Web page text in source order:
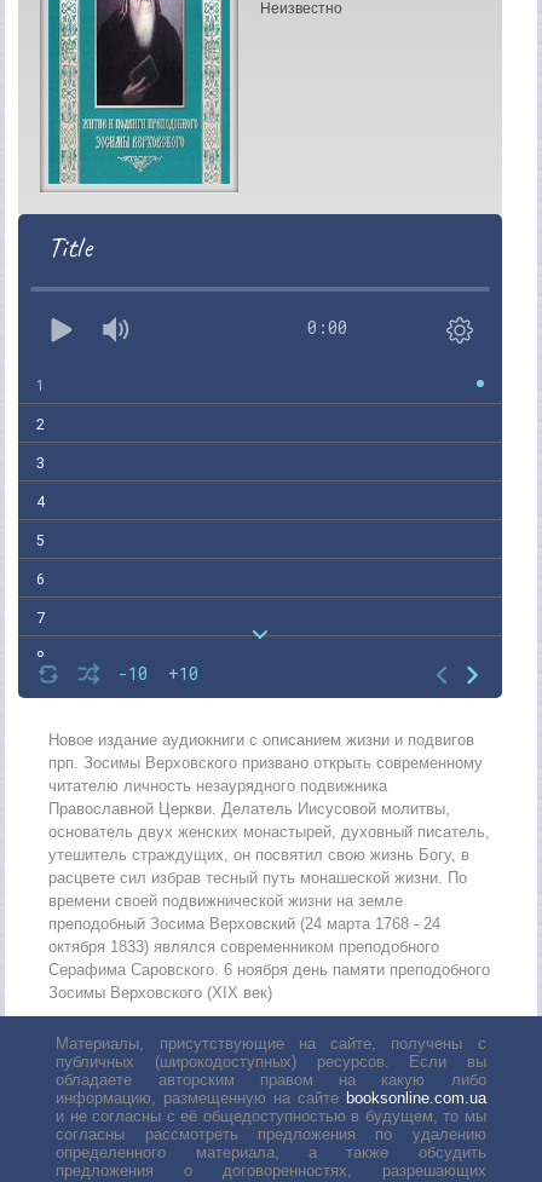
Неизвестно
Title
0:00
-10 +10
1
2
3
4
5
6
7
8
9
10
11
12
13
14
15
16
17
Новое издание аудиокниги с описанием жизни и подвигов
прп. Зосимы Верховского призвано открыть современному
читателю личность незаурядного подвижника
Православной Церкви. Делатель Иисусовой молитвы,
основатель двух женских монастырей, духовный писатель,
утешитель страждущих, он посвятил свою жизнь Богу, в
расцвете сил избрав тесный путь монашеской жизни. По
времени своей подвижнической жизни на земле
преподобный Зосима Верховский (24 марта 1768 - 24
октября 1833) являлся современником преподобного
Серафима Саровского. 6 ноября день памяти преподобного
Зосимы Верховского (ХIХ век)
Материалы, присутствующие на сайте, получены с
публичных (широкодоступных) ресурсов. Если вы
обладаете авторским правом на какую либо
информацию, размещенную на сайте booksonline.com.ua
и не согласны с её общедоступностью в будущем, то мы
согласны рассмотреть предложения по удалению
определенного материала, а также обсудить
предложения о договоренностях, разрешающих